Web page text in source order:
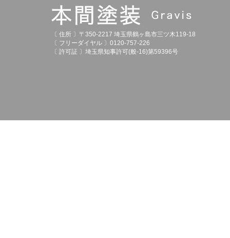
〔 住所 〕〒350-2217 埼玉県鶴ヶ島市三ツ木119-18
〔 フリーダイヤル 〕0120-757-226
〔 許可証 〕埼玉県知事許可(般-16)第59396号